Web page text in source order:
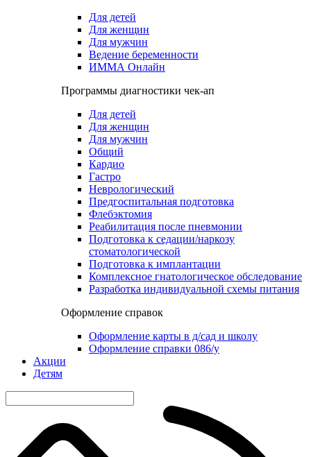
Для детей
Для женщин
Для мужчин
Ведение беременности
ИММА Онлайн
Программы диагностики чек-ап
Для детей
Для женщин
Для мужчин
Общий
Кардио
Гастро
Неврологический
Предгоспитальная подготовка
Флебэктомия
Реабилитация после пневмонии
Подготовка к седации/наркозу
стоматологической
Подготовка к имплантации
Комплексное гнатологическое обследование
Разработка индивидуальной схемы питания
Оформление справок
Оформление карты в д/сад и школу
Оформление справки 086/у
Акции
Детям